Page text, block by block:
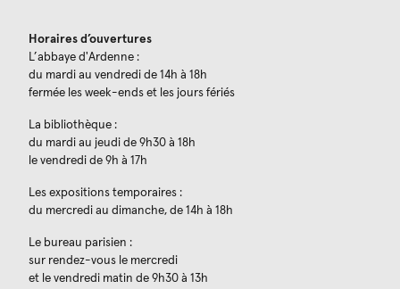
Horaires d’ouvertures
L’abbaye d'Ardenne :
du mardi au vendredi de 14h à 18h
fermée les week-ends et les jours fériés
La bibliothèque :
du mardi au jeudi de 9h30 à 18h
le vendredi de 9h à 17h
Les expositions temporaires :
du mercredi au dimanche, de 14h à 18h
Le bureau parisien :
sur rendez-vous le mercredi
et le vendredi matin de 9h30 à 13h